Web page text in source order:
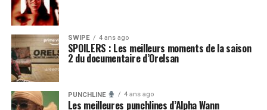
SWIPE 4 ans ago
SPOILERS : Les meilleurs moments de la saison
2 du documentaire d’Orelsan
PUNCHLINE 4 ans ago
Les meilleures punchlines d’Alpha Wann